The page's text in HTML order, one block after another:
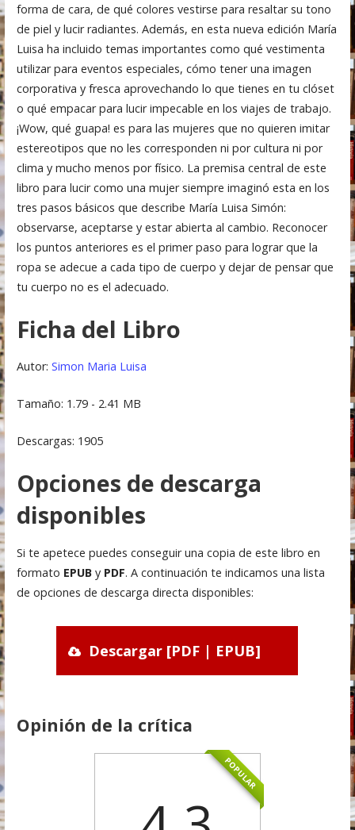
forma de cara, de qué colores vestirse para resaltar su tono
de piel y lucir radiantes. Además, en esta nueva edición María
Luisa ha incluido temas importantes como qué vestimenta
utilizar para eventos especiales, cómo tener una imagen
corporativa y fresca aprovechando lo que tienes en tu clóset
o qué empacar para lucir impecable en los viajes de trabajo.
¡Wow, qué guapa! es para las mujeres que no quieren imitar
estereotipos que no les corresponden ni por cultura ni por
clima y mucho menos por físico. La premisa central de este
libro para lucir como una mujer siempre imaginó esta en los
tres pasos básicos que describe María Luisa Simón:
observarse, aceptarse y estar abierta al cambio. Reconocer
los puntos anteriores es el primer paso para lograr que la
ropa se adecue a cada tipo de cuerpo y dejar de pensar que
tu cuerpo no es el adecuado.
Ficha del Libro
Autor: Simon Maria Luisa
Tamaño: 1.79 - 2.41 MB
Descargas: 1905
Opciones de descarga
disponibles
Si te apetece puedes conseguir una copia de este libro en
formato EPUBy PDF. A continuación te indicamos una lista
de opciones de descarga directa disponibles:
Descargar [PDF | EPUB]
Opinión de la crítica
POPULAR